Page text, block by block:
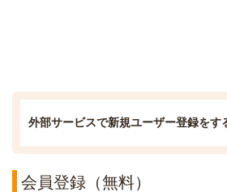
外部サービスで新規ユーザー登録をす
会員登録（無料）